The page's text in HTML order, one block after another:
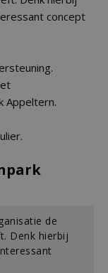
concept
Appeltern.
de
Denk hierbij